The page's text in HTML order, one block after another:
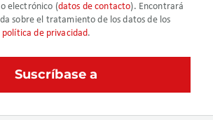
electrónico (datos de contacto). Encontrará
sobre el tratamiento de los datos de los
política de privacidad.